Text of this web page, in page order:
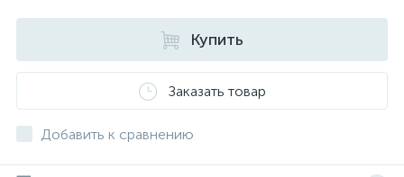
Купить
Заказать товар
Добавить к сравнению